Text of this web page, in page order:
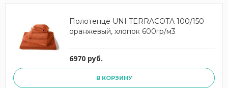
Полотенце UNI TERRACOTA 100/150
оранжевый, хлопок 600гр/м3
6970 руб.
В КОРЗИНУ